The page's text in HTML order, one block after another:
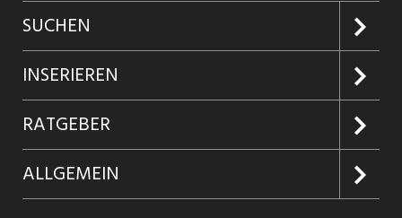
SUCHEN
Jobs suchen
Jobabo
Firmen entdecken
Jobs in Graubünden
INSERIEREN
Kundenlogin
Inserieren
Produkte
RATGEBER
Glossar
ALLGEMEIN